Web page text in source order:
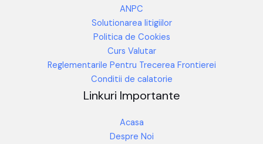
ANPC
Solutionarea litigiilor
Politica de Cookies
Curs Valutar
Reglementarile Pentru Trecerea Frontierei
Conditii de calatorie
Linkuri Importante
Acasa
Despre Noi